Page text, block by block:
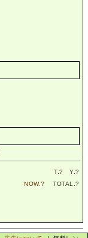
T.? Y.?
NOW.? TOTAL.?